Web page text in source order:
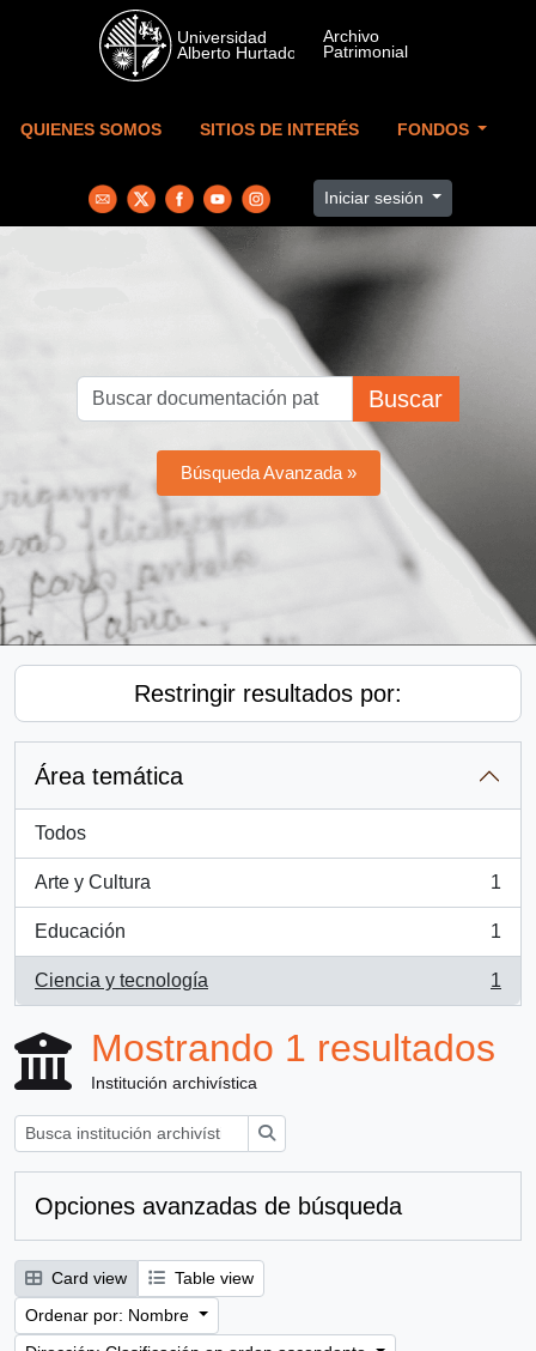
Skip to main content
QUIENES SOMOS SITIOS DE INTERÉS FONDOS
Iniciar sesión
Buscar
Búsqueda Avanzada »
Restringir resultados por:
Área temática
Todos
Arte y Cultura
, 1 resultados
1
Educación
, 1 resultados
1
Ciencia y tecnología
, 1 resultados
1
Mostrando 1 resultados
Institución archivística
Opciones avanzadas de búsqueda
Card view
Table view
Ordenar por: Nombre